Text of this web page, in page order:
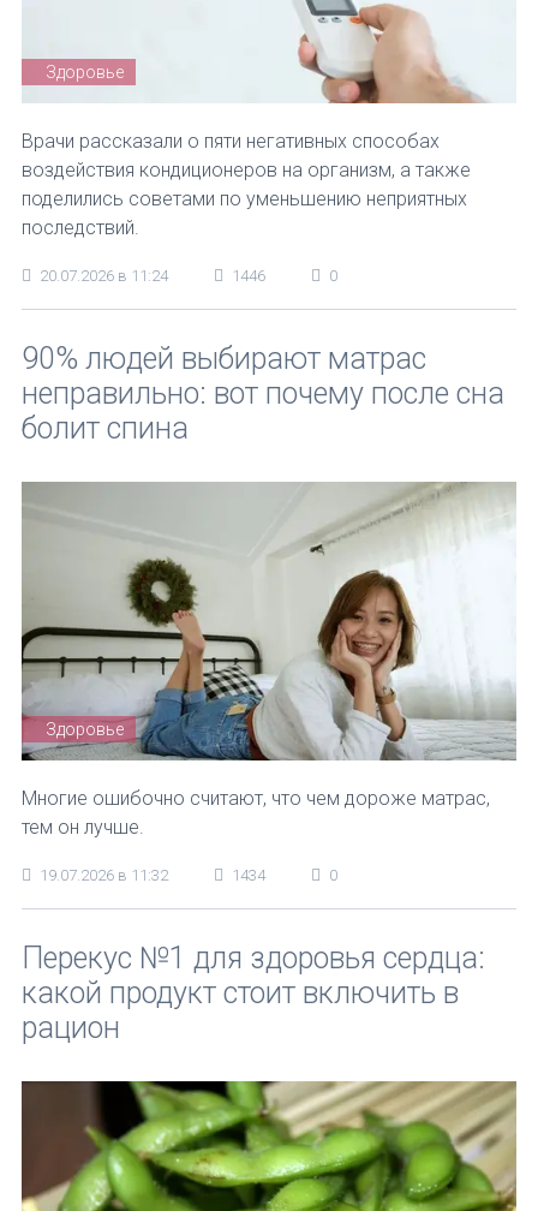
Здоровье
Врачи рассказали о пяти негативных способах
воздействия кондиционеров на организм, а также
поделились советами по уменьшению неприятных
последствий.
20.07.2026 в 11:24 1446 0
90% людей выбирают матрас
неправильно: вот почему после сна
болит спина
Здоровье
Многие ошибочно считают, что чем дороже матрас,
тем он лучше.
19.07.2026 в 11:32 1434 0
Перекус №1 для здоровья сердца:
какой продукт стоит включить в
рацион